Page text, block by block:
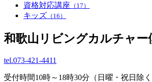
資格対応講座 （17）
キッズ （16）
和歌山リビングカルチャー
tel.073-421-4411
受付時間10時～18時30分（日曜・祝日除く